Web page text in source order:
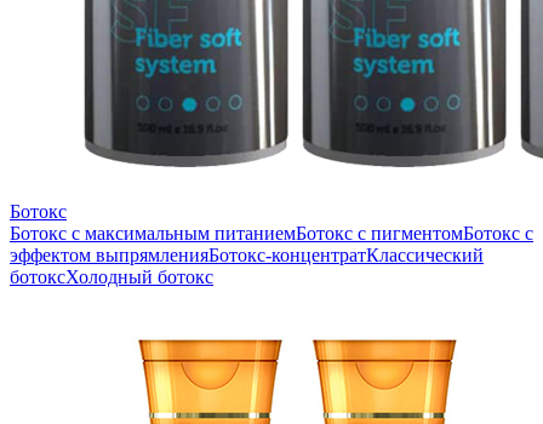
Ботокс
Ботокс с максимальным питаниемБотокс с пигментомБотокс с
эффектом выпрямленияБотокс-концентратКлассический
ботоксХолодный ботокс